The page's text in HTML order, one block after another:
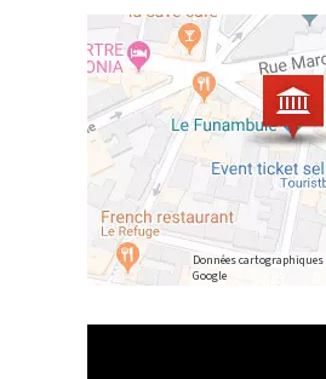
Données
Google